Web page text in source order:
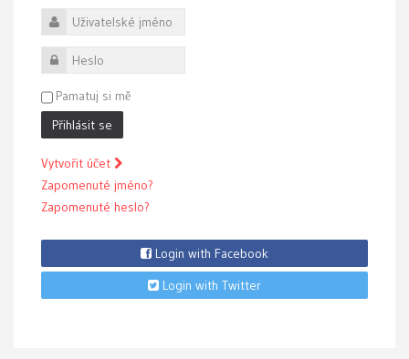
Uživatelské jméno
Heslo
Pamatuj si mě
Přihlásit se
Vytvořit účet
Zapomenuté jméno?
Zapomenuté heslo?
Login with Facebook
Login with Twitter